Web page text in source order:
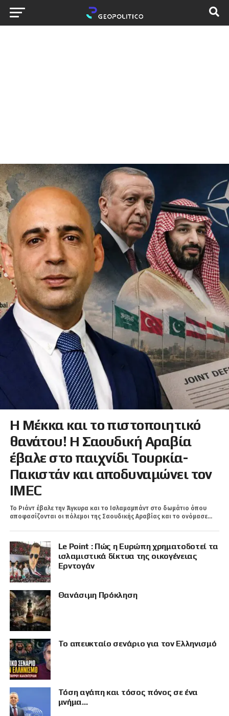
Η Μέκκα και το πιστοποιητικό
θανάτου! Η Σαουδική Αραβία
έβαλε στο παιχνίδι Τουρκία-
Πακιστάν και αποδυναμώνει τον
IMEC
Το Ριάντ έβαλε την Άγκυρα και τo Ισλαμαμπάντ στο δωμάτιο όπου
αποφασίζονται οι πόλεμοι της Σαουδικής Αραβίας και το ονόμασε...
Le Point : Πώς η Ευρώπη χρηματοδοτεί τα
ισλαμιστικά δίκτυα της οικογένειας
Ερντογάν
Θανάσιμη Πρόκληση
Το απευκταίο σενάριο για τον Ελληνισμό
Τόση αγάπη και τόσος πόνος σε ένα
μνήμα…